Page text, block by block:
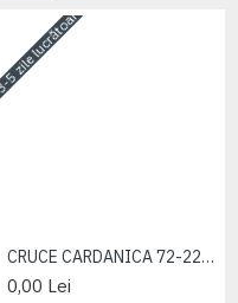
3-5 zile lucrătoare
ARBORE 72-2209013
0,00 Lei
3-5 zile lucrătoare
CRUCE CARDANICA 72-2203025RN
0,00 Lei